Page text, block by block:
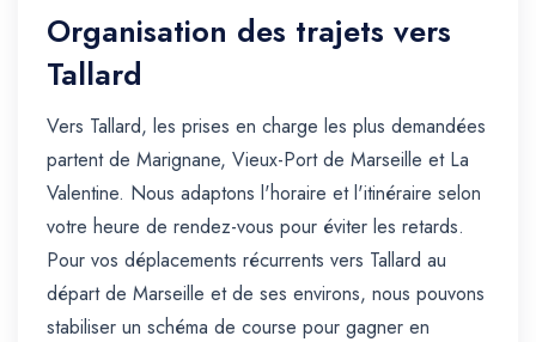
Organisation des trajets vers
Tallard
Vers Tallard, les prises en charge les plus demandées
partent de Marignane, Vieux-Port de Marseille et La
Valentine. Nous adaptons l'horaire et l'itinéraire selon
votre heure de rendez-vous pour éviter les retards.
Pour vos déplacements récurrents vers Tallard au
départ de Marseille et de ses environs, nous pouvons
stabiliser un schéma de course pour gagner en